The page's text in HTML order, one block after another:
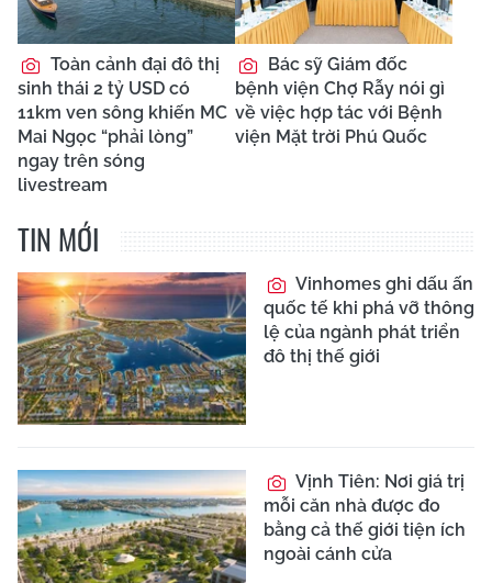
Toàn cảnh đại đô thị
sinh thái 2 tỷ USD có
11km ven sông khiến MC
Mai Ngọc “phải lòng”
ngay trên sóng
livestream
Bác sỹ Giám đốc
bệnh viện Chợ Rẫy nói gì
về việc hợp tác với Bệnh
viện Mặt trời Phú Quốc
TIN MỚI
Vinhomes ghi dấu ấn
quốc tế khi phá vỡ thông
lệ của ngành phát triển
đô thị thế giới
Vịnh Tiên: Nơi giá trị
mỗi căn nhà được đo
bằng cả thế giới tiện ích
ngoài cánh cửa